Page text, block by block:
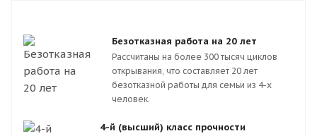
Безотказная работа на 20 лет
Рассчитаны на более 300 тысяч циклов
открывания, что составляет 20 лет
безотказной работы для семьи из 4-х
человек.
4-й (высший) класс прочности